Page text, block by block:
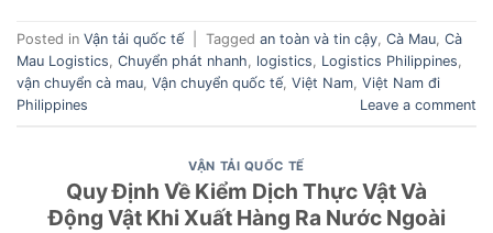
Posted in Vận tải quốc tế Tagged an toàn và tin cậy, Cà Mau, Cà
Mau Logistics, Chuyển phát nhanh, logistics, Logistics Philippines,
vận chuyển cà mau, Vận chuyển quốc tế, Việt Nam, Việt Nam đi
Philippines
Leave a comment
VẬN TẢI QUỐC TẾ
Quy Định Về Kiểm Dịch Thực Vật Và
Động Vật Khi Xuất Hàng Ra Nước Ngoài